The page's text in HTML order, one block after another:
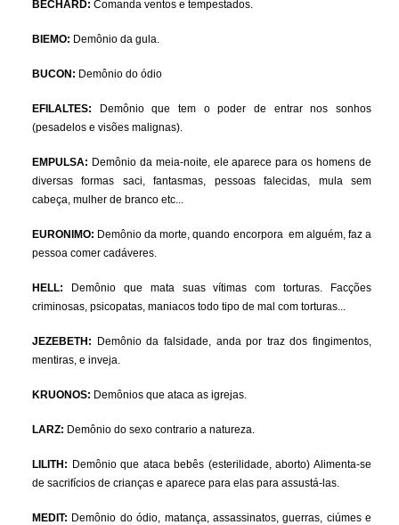
BECHARD: Comanda ventos e tempestados.
BIEMO: Demônio da gula.
BUCON: Demônio do ódio
EFILALTES: Demônio que tem o poder de entrar nos sonhos
(pesadelos e visões malignas).
EMPULSA: Demônio da meia-noite, ele aparece para os homens de
diversas formas saci, fantasmas, pessoas falecidas, mula sem
cabeça, mulher de branco etc...
EURONIMO: Demônio da morte, quando encorpora em alguém, faz a
pessoa comer cadáveres.
HELL: Demônio que mata suas vítimas com torturas. Facções
criminosas, psicopatas, maniacos todo tipo de mal com torturas...
JEZEBETH: Demônio da falsidade, anda por traz dos fingimentos,
mentiras, e inveja.
KRUONOS: Demônios que ataca as igrejas.
LARZ: Demônio do sexo contrario a natureza.
LILITH: Demônio que ataca bebês (esterilidade, aborto) Alimenta-se
de sacrifícios de crianças e aparece para elas para assustá-las.
MEDIT: Demônio do ódio, matança, assassinatos, guerras, ciúmes e